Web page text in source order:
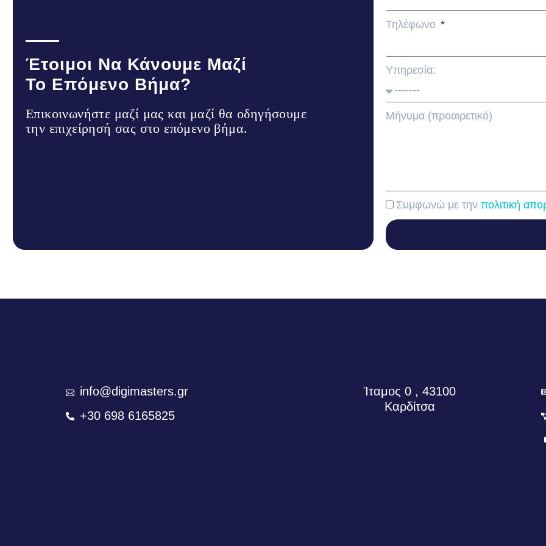
Έτοιμοι Να Κάνουμε Μαζί
Το Επόμενο Βήμα?
Επικοινωνήστε μαζί μας και μαζί θα οδηγήσουμε
την επιχείρησή σας στο επόμενο βήμα.
Τηλέφωνο
Υπηρεσία:
Μήνυμα (προαιρετικό)
Συμφωνώ με την πολιτική
info@digimasters.gr
+30 698 6165825
Ίταμος 0 , 43100
Καρδίτσα